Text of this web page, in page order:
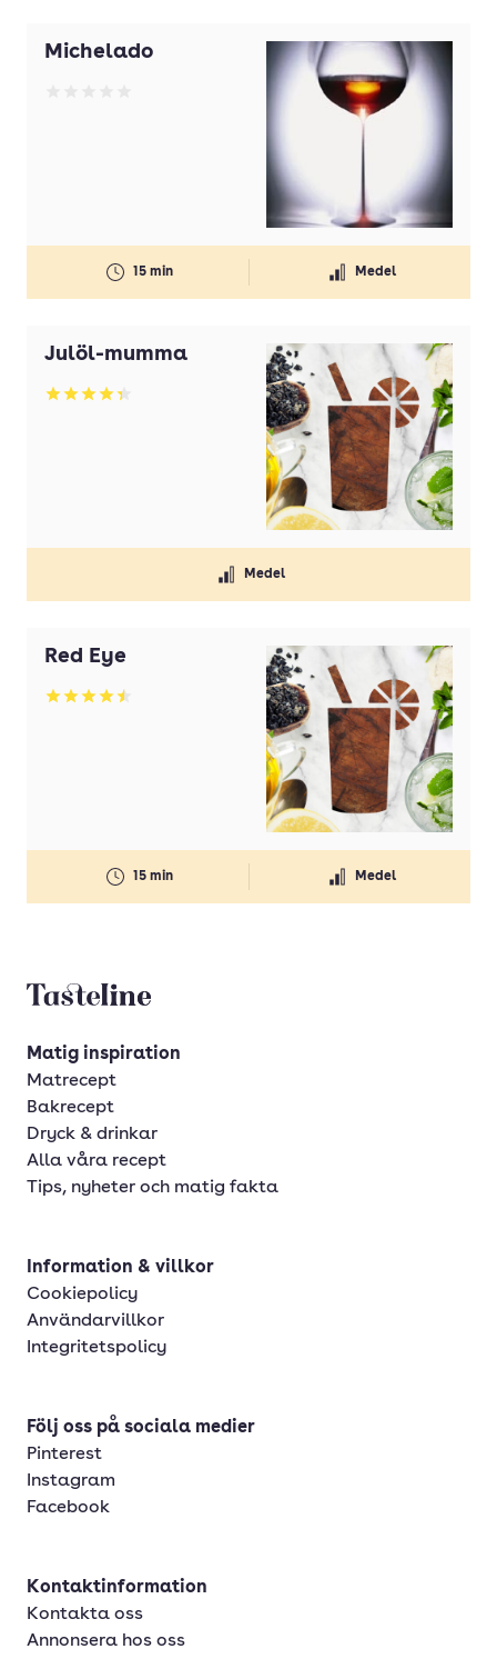
Michelado
15 min Medel
Julöl-mumma
Betyg: 4.33 av 5
Medel
Red Eye
Betyg: 4.5 av 5
15 min Medel
Tasteline startsida
Matig inspiration
Matrecept
Bakrecept
Dryck & drinkar
Alla våra recept
Tips, nyheter och matig fakta
Information & villkor
Cookiepolicy
Användarvillkor
Integritetspolicy
Följ oss på sociala medier
Pinterest
Instagram
Facebook
Kontaktinformation
Kontakta oss
Annonsera hos oss